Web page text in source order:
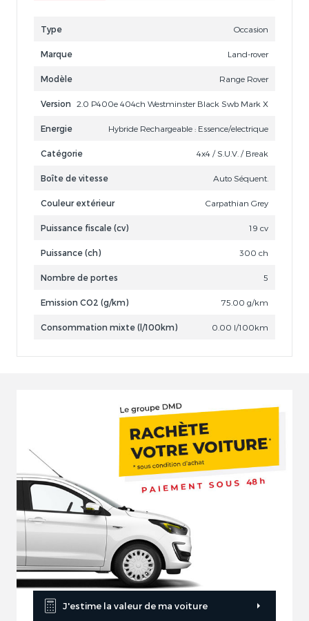
Type Occasion
Marque Land-rover
Modèle Range Rover
Version 2.0 P400e 404ch Westminster Black Swb Mark X
Energie Hybride Rechargeable : Essence/electrique
Catégorie 4x4 / S.U.V. / Break
Boîte de vitesse Auto Séquent.
Couleur extérieur Carpathian Grey
Puissance fiscale (cv) 19 cv
Puissance (ch) 300 ch
Nombre de portes 5
Emission CO2 (g/km) 75.00 g/km
Consommation mixte (l/100km) 0.00 l/100km
J'estime la valeur de ma voiture